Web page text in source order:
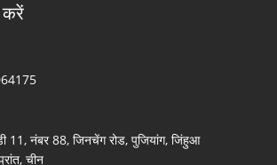
करें
11, नंबर 88, जिनचेंग रोड, पुजियांग, जिंहुआ
चीन